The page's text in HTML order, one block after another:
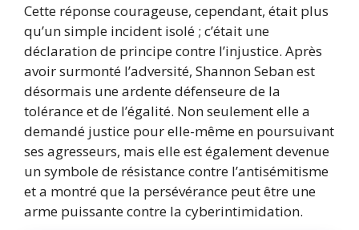
Cette réponse courageuse, cependant, était plus
qu’un simple incident isolé ; c’était une
déclaration de principe contre l’injustice. Après
avoir surmonté l’adversité, Shannon Seban est
désormais une ardente défenseure de la
tolérance et de l’égalité. Non seulement elle a
demandé justice pour elle-même en poursuivant
ses agresseurs, mais elle est également devenue
un symbole de résistance contre l’antisémitisme
et a montré que la persévérance peut être une
arme puissante contre la cyberintimidation.